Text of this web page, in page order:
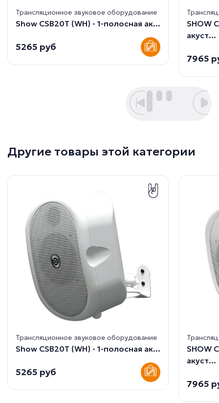
Трансляционное звуковое оборудование
Show CSB20T (WH) - 1-полосная ак...
5265 руб
SHOW
акуст...
7965
Другие товары этой категории
Трансляционное звуковое оборудование
Show CSB20T (WH) - 1-полосная ак...
5265 руб
SHOW
акуст...
7965